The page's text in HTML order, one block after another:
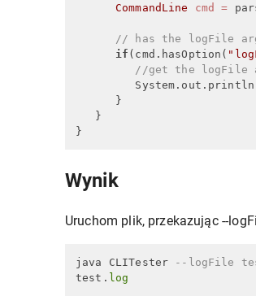
CommandLine
cmd =
// has the logFile
if (cmd.hasOption(
//get the logFile
      }
   }
}
Wynik
Uruchom plik, przekazując --
java CLITester
--logFile
test. log